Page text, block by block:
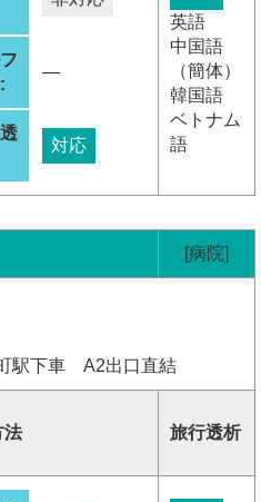
―
対応
英語
中国語
（簡体）
韓国語
ベトナム
語
[病院]
駅下車 A2出口直結
法 旅行透析